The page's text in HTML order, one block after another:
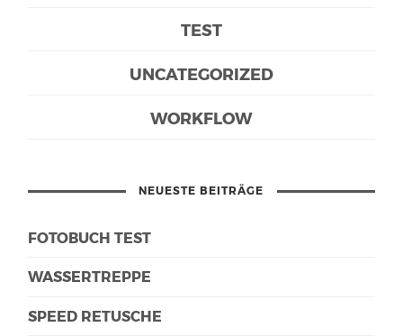
TEST
UNCATEGORIZED
WORKFLOW
NEUESTE BEITRÄGE
FOTOBUCH TEST
WASSERTREPPE
SPEED RETUSCHE